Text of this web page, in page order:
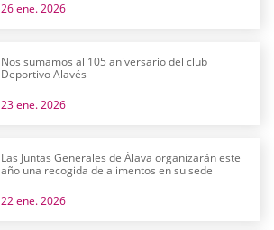
26 ene. 2026
Nos sumamos al 105 aniversario del club
Deportivo Alavés
23 ene. 2026
Las Juntas Generales de Álava organizarán este
año una recogida de alimentos en su sede
22 ene. 2026